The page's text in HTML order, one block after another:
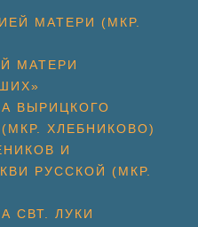
МАТЕРИ (МКР.
МАТЕРИ
ВЫРИЦКОГО
ХЛЕБНИКОВО)
И
РУССКОЙ (МКР.
СВТ. ЛУКИ